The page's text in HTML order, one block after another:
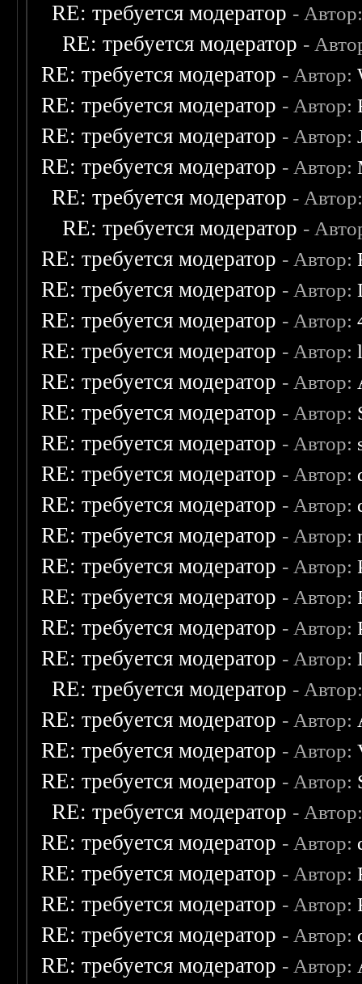
RE: требуется модератор -
RE: требуется модератор -
RE: требуется модератор - Автор:
RE: требуется модератор - Автор:
RE: требуется модератор - Автор:
RE: требуется модератор - Автор:
RE: требуется модератор -
RE: требуется модератор -
RE: требуется модератор - Автор:
RE: требуется модератор - Автор:
RE: требуется модератор - Автор:
RE: требуется модератор - Автор:
RE: требуется модератор - Автор:
RE: требуется модератор - Автор:
RE: требуется модератор - Автор:
RE: требуется модератор - Автор:
RE: требуется модератор - Автор:
RE: требуется модератор - Автор:
RE: требуется модератор - Автор:
RE: требуется модератор - Автор:
RE: требуется модератор - Автор:
RE: требуется модератор - Автор:
RE: требуется модератор -
RE: требуется модератор - Автор:
RE: требуется модератор - Автор:
RE: требуется модератор - Автор:
RE: требуется модератор -
RE: требуется модератор - Автор:
RE: требуется модератор - Автор:
RE: требуется модератор - Автор:
RE: требуется модератор - Автор:
RE: требуется модератор - Автор: